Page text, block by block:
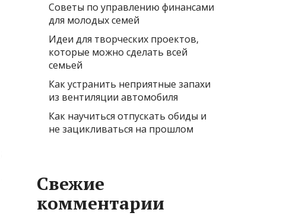
Советы по управлению финансами
для молодых семей
Идеи для творческих проектов,
которые можно сделать всей
семьей
Как устранить неприятные запахи
из вентиляции автомобиля
Как научиться отпускать обиды и
не зацикливаться на прошлом
Свежие
комментарии